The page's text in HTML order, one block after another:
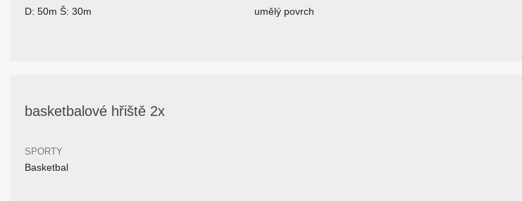
D: 50m Š: 30m umělý povrch
basketbalové hřiště 2x
SPORTY
Basketbal